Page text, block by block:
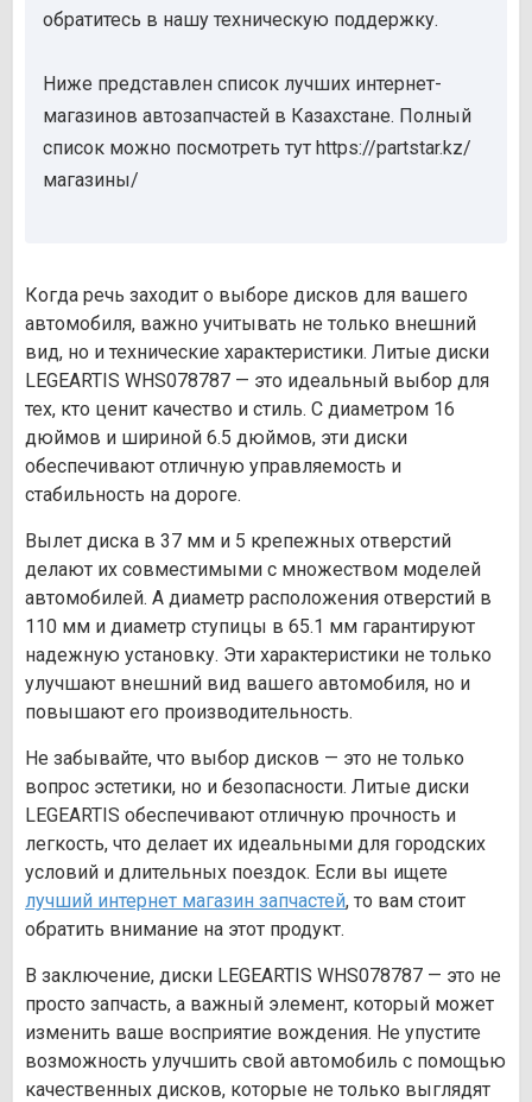
обратитесь в нашу техническую поддержку.
Ниже представлен список лучших интернет-
магазинов автозапчастей в Казахстане. Полный
список можно посмотреть тут https://partstar.kz/
магазины/
Когда речь заходит о выборе дисков для вашего
автомобиля, важно учитывать не только внешний
вид, но и технические характеристики. Литые диски
LEGEARTIS WHS078787 — это идеальный выбор для
тех, кто ценит качество и стиль. С диаметром 16
дюймов и шириной 6.5 дюймов, эти диски
обеспечивают отличную управляемость и
стабильность на дороге.
Вылет диска в 37 мм и 5 крепежных отверстий
делают их совместимыми с множеством моделей
автомобилей. А диаметр расположения отверстий в
110 мм и диаметр ступицы в 65.1 мм гарантируют
надежную установку. Эти характеристики не только
улучшают внешний вид вашего автомобиля, но и
повышают его производительность.
Не забывайте, что выбор дисков — это не только
вопрос эстетики, но и безопасности. Литые диски
LEGEARTIS обеспечивают отличную прочность и
легкость, что делает их идеальными для городских
условий и длительных поездок. Если вы ищете
лучший интернет магазин запчастей, то вам стоит
обратить внимание на этот продукт.
В заключение, диски LEGEARTIS WHS078787 — это не
просто запчасть, а важный элемент, который может
изменить ваше восприятие вождения. Не упустите
возможность улучшить свой автомобиль с помощью
качественных дисков, которые не только выглядят